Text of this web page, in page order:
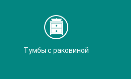
Тумбы с раковиной